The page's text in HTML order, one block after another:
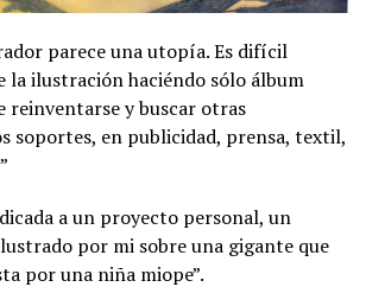
parece una utopía. Es difícil
la ilustración haciéndo sólo álbum
reinventarse y buscar otras
soportes, en publicidad, prensa, textil,
a un proyecto personal, un
por mi sobre una gigante que
por una niña miope”.